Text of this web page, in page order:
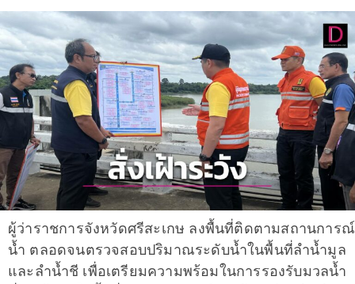
ผู้ว่าราชการจังหวัดศรีสะเกษ ลงพื้นที่ติดตามสถานการณ์
น้ำ ตลอดจนตรวจสอบปริมาณระดับน้ำในพื้นที่ลำน้ำมูล
และลำน้ำชี เพื่อเตรียมความพร้อมในการรองรับมวลน้ำ